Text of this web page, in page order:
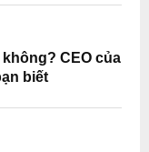
CEO của
biết